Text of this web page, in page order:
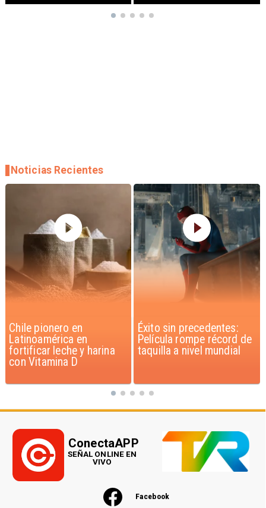
Éxito sin precedentes:
Película rompe récord de
taquilla a nivel mundial
Corte Suprema confirma
pago de $1.000 millones
por caso ProCultura
Noticias Recientes
Facebook
ConectaAPP
SEÑAL ONLINE EN
VIVO